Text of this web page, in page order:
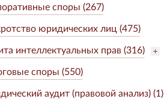
споры (267)
юридических лиц (475)
интеллектуальных прав (316)
споры (550)
аудит (правовой анализ) (1)